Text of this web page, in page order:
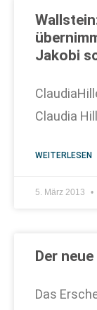
Jakobi
Claudia
WEITERLESEN
5. März 2013
Der
Das